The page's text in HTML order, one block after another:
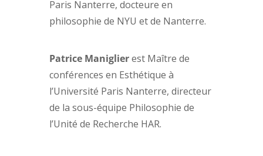
Paris Nanterre, docteure en
philosophie de NYU et de Nanterre.
Patrice Maniglierest Maître de
conférences en Esthétique à
l’Université Paris Nanterre, directeur
de la sous-équipe Philosophie de
l’Unité de Recherche HAR.